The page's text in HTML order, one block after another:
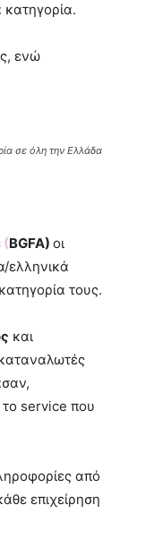
ενώ
σε όλη την Ελλάδα
(BGFA) οι
ελληνικά
τους.
και
καταναλωτές
το service που
από
επιχείρηση